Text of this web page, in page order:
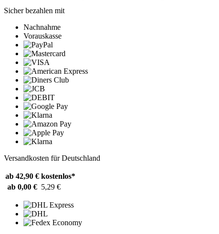
Sicher bezahlen mit
Nachnahme
Vorauskasse
Versandkosten für Deutschland
ab 42,90 € kostenlos*
ab 0,00 € 5,29 €